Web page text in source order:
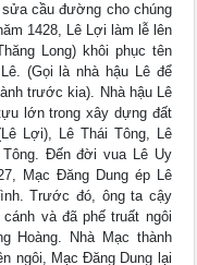
cầu đường cho chúng
1428, Lê Lợi làm lễ lên
Long) khôi phục tên
(Gọi là nhà hậu Lê để
trước kia). Nhà hậu Lê
lớn trong xây dựng đất
Lợi), Lê Thái Tông, Lê
Tông. Đến đời vua Lê Uy
Mạc Đăng Dung ép Lê
Trước đó, ông ta cậy
và đã phế truất ngôi
Hoàng. Nhà Mạc thành
ngôi, Mạc Đăng Dung lại